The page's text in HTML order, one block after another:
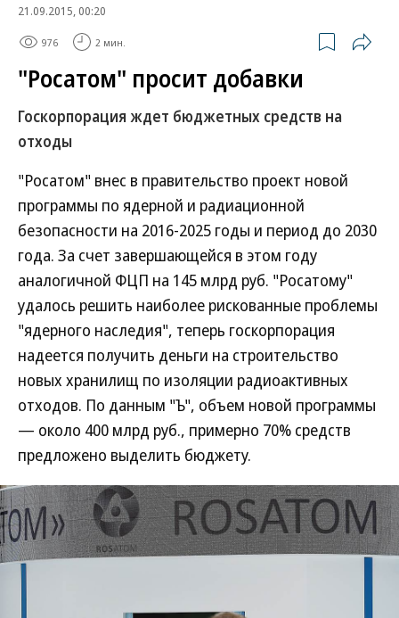
21.09.2015, 00:20
976 2 мин.
"Росатом" просит добавки
Госкорпорация ждет бюджетных средств на
отходы
"Росатом" внес в правительство проект новой
программы по ядерной и радиационной
безопасности на 2016-2025 годы и период до 2030
года. За счет завершающейся в этом году
аналогичной ФЦП на 145 млрд руб. "Росатому"
удалось решить наиболее рискованные проблемы
"ядерного наследия", теперь госкорпорация
надеется получить деньги на строительство
новых хранилищ по изоляции радиоактивных
отходов. По данным "Ъ", объем новой программы
— около 400 млрд руб., примерно 70% средств
предложено выделить бюджету.